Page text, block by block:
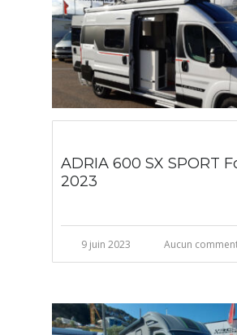
ADRIA 600 SX SPORT
2023
9 juin 2023 Aucun